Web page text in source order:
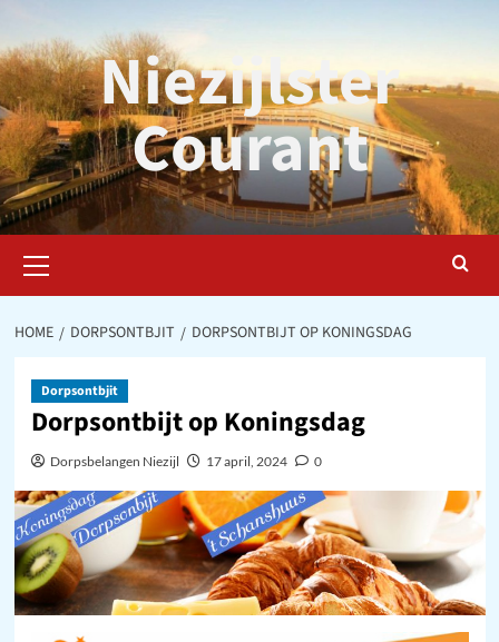
naar
de
inhoud
Niezijlster
Courant
menu
HOME DORPSONTBJIT DORPSONTBIJT OP KONINGSDAG
Dorpsontbjit
Dorpsontbijt op Koningsdag
Dorpsbelangen Niezijl 17 april, 2024 0